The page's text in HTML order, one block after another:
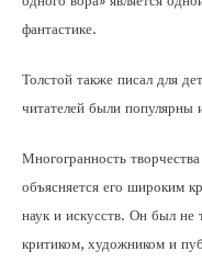
фантастике.
Толстой также писал для
читателей были
Многогранность
объясняется его широким
наук и искусств. Он был не
критиком, художником и